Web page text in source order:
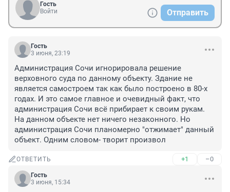
Гость
Войти
Отправить
Гость
3 июня, 23:19
Администрация Сочи игнорировала решение
верховного суда по данному объекту. Здание не
является самостроем так как было построено в 80-х
годах. И это самое главное и очевидный факт, что
администрация Сочи всё прибирает к своим рукам.
На данном объекте нет ничего незаконного. Но
администрация Сочи планомерно "отжимает" данный
объект. Одним словом- творит произвол
ОТВЕТИТЬ +1 –0
Гость
3 июня, 15:34